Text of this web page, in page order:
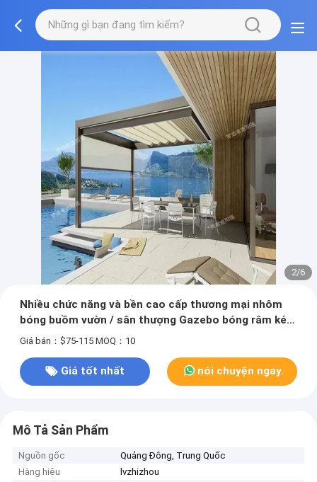
2/6
Nhiều chức năng và bền cao cấp thương mại nhôm
bóng buồm vườn / sân thượng Gazebo bóng râm kéo
ra
Giá bán：$75-115 MOQ：10
Giá tốt nhất nói chuyện ngay.
Mô Tả Sản Phẩm
Nguồn gốc
Quảng Đông, Trung Quốc
Hàng hiệu
lvzhizhou